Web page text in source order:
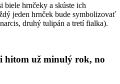
biele hrnčeky a skúste ich
jeden hrnček bude symbolizovať
druhý tulipán a tretí fialka).
hitom už minulý rok, no